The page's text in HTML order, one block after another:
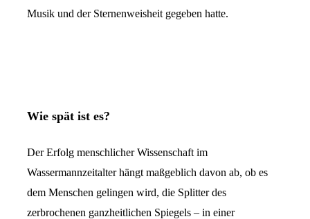
Musik und der Sternenweisheit gegeben hatte.
Wie spät ist es?
Der Erfolg menschlicher Wissenschaft im
Wassermannzeitalter hängt maßgeblich davon ab, ob es
dem Menschen gelingen wird, die Splitter des
zerbrochenen ganzheitlichen Spiegels – in einer